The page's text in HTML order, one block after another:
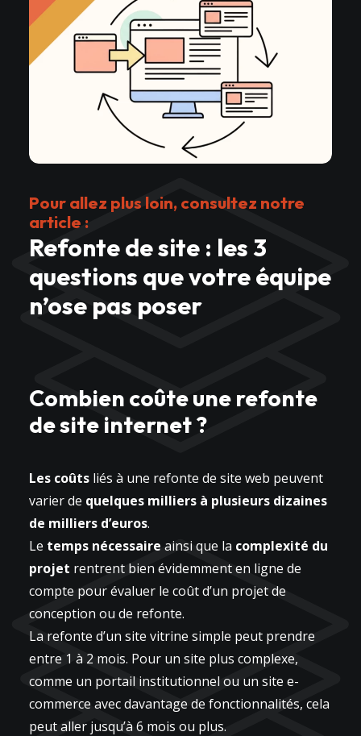
Pour allez plus loin, consultez notre
article :
Refonte de site : les 3
questions que votre équipe
n’ose pas poser
Combien coûte une refonte
de site internet ?
Les coûts liés à une refonte de site web peuvent
varier de quelques milliers à plusieurs dizaines
de milliers d’euros.
Le temps nécessaire ainsi que la complexité du
projet rentrent bien évidemment en ligne de
compte pour évaluer le coût d’un projet de
conception ou de refonte.
La refonte d’un site vitrine simple peut prendre
entre 1 à 2 mois. Pour un site plus complexe,
comme un portail institutionnel ou un site e-
commerce avec davantage de fonctionnalités, cela
peut aller jusqu’à 6 mois ou plus.